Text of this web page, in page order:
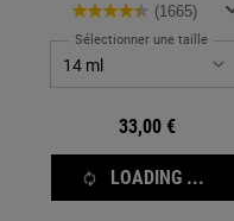
carotène pour nourrir, lisser et
illuminer la zone sous les yeux
dès la première application.
(1665)
Sélectionner une taille
33,00 €
LOADING ...